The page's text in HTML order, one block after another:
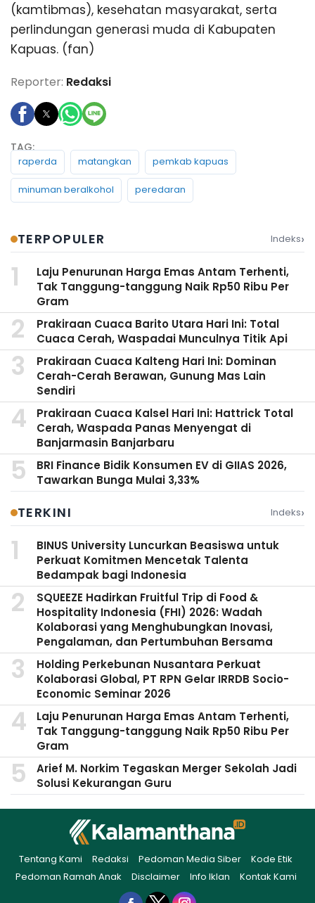
(kamtibmas), kesehatan masyarakat, serta
perlindungan generasi muda di Kabupaten
Kapuas. (fan)
Reporter: Redaksi
raperda matangkan pemkab kapuas
minuman beralkohol peredaran
TERPOPULER Indeks›
Laju Penurunan Harga Emas Antam Terhenti,
Tak Tanggung-tanggung Naik Rp50 Ribu Per
Gram
Prakiraan Cuaca Barito Utara Hari Ini: Total
Cuaca Cerah, Waspadai Munculnya Titik Api
Prakiraan Cuaca Kalteng Hari Ini: Dominan
Cerah-Cerah Berawan, Gunung Mas Lain
Sendiri
Prakiraan Cuaca Kalsel Hari Ini: Hattrick Total
Cerah, Waspada Panas Menyengat di
Banjarmasin Banjarbaru
BRI Finance Bidik Konsumen EV di GIIAS 2026,
Tawarkan Bunga Mulai 3,33%
TERKINI Indeks›
BINUS University Luncurkan Beasiswa untuk
Perkuat Komitmen Mencetak Talenta
Bedampak bagi Indonesia
SQUEEZE Hadirkan Fruitful Trip di Food &
Hospitality Indonesia (FHI) 2026: Wadah
Kolaborasi yang Menghubungkan Inovasi,
Pengalaman, dan Pertumbuhan Bersama
Holding Perkebunan Nusantara Perkuat
Kolaborasi Global, PT RPN Gelar IRRDB Socio-
Economic Seminar 2026
Laju Penurunan Harga Emas Antam Terhenti,
Tak Tanggung-tanggung Naik Rp50 Ribu Per
Gram
Arief M. Norkim Tegaskan Merger Sekolah Jadi
Solusi Kekurangan Guru
Tentang Kami Redaksi Pedoman Media Siber
Kode Etik
Pedoman Ramah Anak
Disclaimer Info Iklan Kontak Kami
Facebook
TwitterInstagram